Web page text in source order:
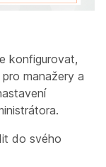
konfigurovat,
manažery a
do svého